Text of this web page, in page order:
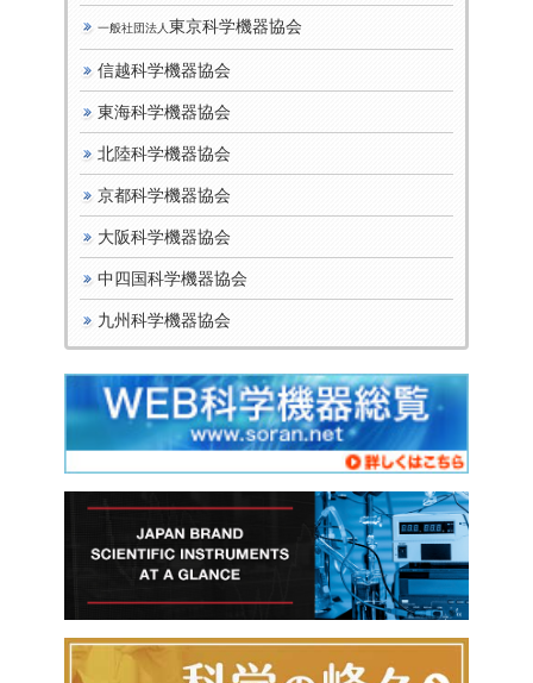
一般社団法人 東京科学機器協会
信越科学機器協会
東海科学機器協会
北陸科学機器協会
京都科学機器協会
大阪科学機器協会
中四国科学機器協会
九州科学機器協会